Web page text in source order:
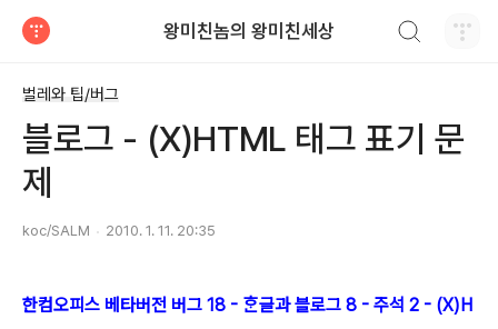
왕미친놈의 왕미친세상
벌레와 팁/버그
블로그 - (X)HTML 태그 표기 문
제
koc/SALM 2010. 1. 11. 20:35
한컴오피스 베타버전 버그 18 - ᄒᆞᆫ글과 블로그 8 - 주석 2 - (X)H